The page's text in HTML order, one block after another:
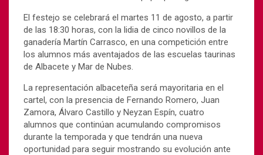
El festejo se celebrará el martes 11 de agosto, a partir
de las 18:30 horas, con la lidia de cinco novillos de la
ganadería Martín Carrasco, en una competición entre
los alumnos más aventajados de las escuelas taurinas
de Albacete y Mar de Nubes.
La representación albaceteña será mayoritaria en el
cartel, con la presencia de Fernando Romero, Juan
Zamora, Álvaro Castillo y Neyzan Espín, cuatro
alumnos que continúan acumulando compromisos
durante la temporada y que tendrán una nueva
oportunidad para seguir mostrando su evolución ante